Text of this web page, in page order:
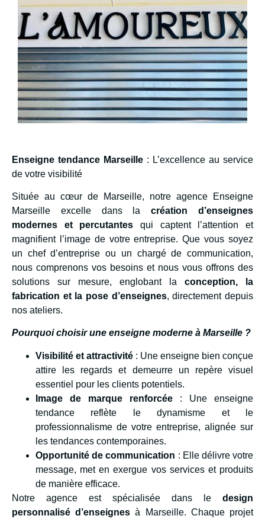
Enseigne tendance Marseille : L’excellence au service
de votre visibilité
Située au cœur de Marseille, notre agence Enseigne
Marseille excelle dans lacréation d’enseignes
modernes et percutantes qui captent l’attention et
magnifient l’image de votre entreprise. Que vous soyez
un chef d’entreprise ou un chargé de communication,
nous comprenons vos besoins et nous vous offrons des
solutions sur mesure, englobant la conception, la
fabrication et la pose d’enseignes, directement depuis
nos ateliers.
Pourquoi choisir une enseigne moderne à Marseille ?
Visibilité et attractivité : Une enseigne bien conçue
attire les regards et demeurre un repère visuel
essentiel pour les clients potentiels.
Image de marque renforcée : Une enseigne
tendance reflète le dynamisme et le
professionnalisme de votre entreprise, alignée sur
les tendances contemporaines.
Opportunité de communication : Elle délivre votre
message, met en exergue vos services et produits
de manière efficace.
Notre agence est spécialisée dans le design
personnalisé d’enseignes à Marseille. Chaque projet